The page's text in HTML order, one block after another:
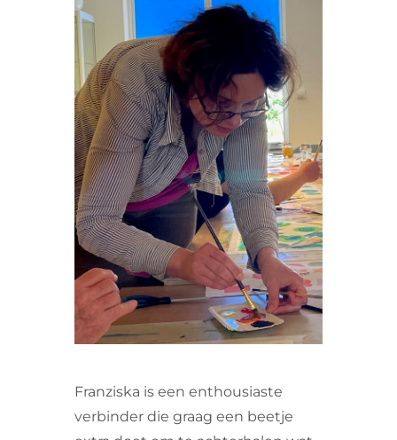
ORGANISATIE
VRIJWILLIGERS & STAGIAIRES
CONTACT
Franziska is een enthousiaste
verbinder die graag een beetje